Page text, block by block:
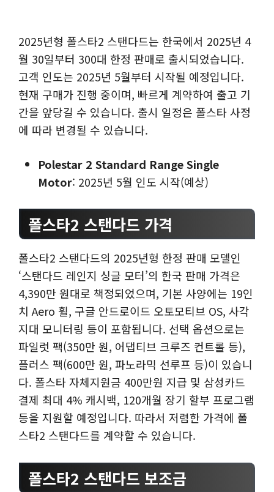
2025년형 폴스타2 스탠다드는 한국에서 2025년 4
월 30일부터 300대 한정 판매로 출시되었습니다.
고객 인도는 2025년 5월부터 시작될 예정입니다.
현재 구매가 진행 중이며, 빠르게 계약하여 출고 기
간을 앞당길 수 있습니다. 출시 일정은 폴스타 사정
에 따라 변경될 수 있습니다.
Polestar 2 Standard Range Single
Motor: 2025년 5월 인도 시작(예상)
폴스타2 스탠다드 가격
폴스타2 스탠다드의 2025년형 한정 판매 모델인
‘스탠다드 레인지 싱글 모터’의 한국 판매 가격은
4,390만 원대로 책정되었으며, 기본 사양에는 19인
치 Aero 휠, 구글 안드로이드 오토모티브 OS, 사각
지대 모니터링 등이 포함됩니다. 선택 옵션으로는
파일럿 팩(350만 원, 어댑티브 크루즈 컨트롤 등),
플러스 팩(600만 원, 파노라믹 선루프 등)이 있습니
다. 폴스타 자체지원금 400만원 지급 및 삼성카드
결제 최대 4% 캐시백, 120개월 장기 할부 프로그램
등을 지원할 예정입니다. 따라서 저렴한 가격에 폴
스타2 스탠다드를 계약할 수 있습니다.
폴스타2 스탠다드 보조금